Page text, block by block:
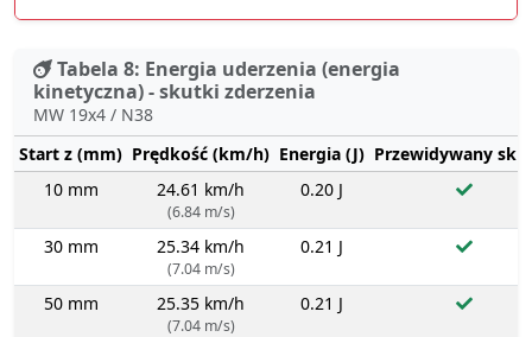
Tabela 8: Energia uderzenia (energia
kinetyczna) - skutki zderzenia
MW 19x4 / N38
Start z (mm) Prędkość (km/h) Energia (J) Przewidywany
10 mm
24.61 km/h
(6.84 m/s)
0.20 J
30 mm 25.34 km/h
(7.04 m/s)
0.21 J
50 mm 25.35 km/h
(7.04 m/s)
0.21 J